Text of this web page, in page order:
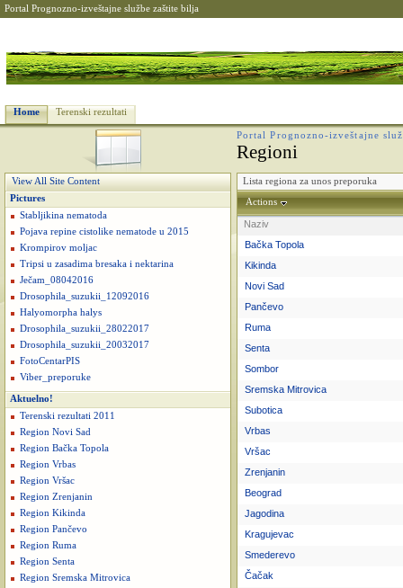
Portal Prognozno-izveštajne službe zaštite bilja
Home Terenski rezultati
Portal Prognozno-izveštajne
Regioni
View All Site Content
Pictures
Stabljikina nematoda
Pojava repine cistolike nematode u 2015
Krompirov moljac
Tripsi u zasadima bresaka i nektarina
Ječam_08042016
Drosophila_suzukii_12092016
Halyomorpha halys
Drosophila_suzukii_28022017
Drosophila_suzukii_20032017
FotoCentarPIS
Viber_preporuke
Aktuelno!
Terenski rezultati 2011
Region Novi Sad
Region Bačka Topola
Region Vrbas
Region Vršac
Region Zrenjanin
Region Kikinda
Region Pančevo
Region Ruma
Region Senta
Region Sremska Mitrovica
Lista regiona za unos preporuka
Actions
Naziv
Bačka Topola
Kikinda
Novi Sad
Pančevo
Ruma
Senta
Sombor
Sremska Mitrovica
Subotica
Vrbas
Vršac
Zrenjanin
Beograd
Jagodina
Kragujevac
Smederevo
Čačak